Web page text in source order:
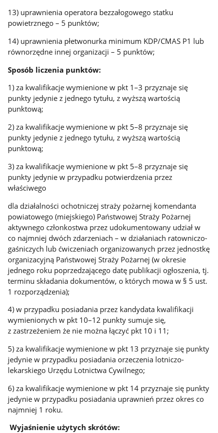
13) uprawnienia operatora bezzałogowego statku
powietrznego – 5 punktów;
14) uprawnienia płetwonurka minimum KDP/CMAS P1 lub
równorzędne innej organizacji – 5 punktów;
Sposób liczenia punktów:
1) za kwalifikacje wymienione w pkt 1–3 przyznaje się
punkty jedynie z jednego tytułu, z wyższą wartością
punktową;
2) za kwalifikacje wymienione w pkt 5–8 przyznaje się
punkty jedynie z jednego tytułu, z wyższą wartością
punktową;
3) za kwalifikacje wymienione w pkt 5–8 przyznaje się
punkty jedynie w przypadku potwierdzenia przez
właściwego
dla działalności ochotniczej straży pożarnej komendanta
powiatowego (miejskiego) Państwowej Straży Pożarnej
aktywnego członkostwa przez udokumentowany udział w
co najmniej dwóch zdarzeniach – w działaniach ratowniczo-
gaśniczych lub ćwiczeniach organizowanych przez jednostkę
organizacyjną Państwowej Straży Pożarnej (w okresie
jednego roku poprzedzającego datę publikacji ogłoszenia, tj.
terminu składania dokumentów, o których mowa w § 5 ust.
1 rozporządzenia);
4) w przypadku posiadania przez kandydata kwalifikacji
wymienionych w pkt 10–12 punkty sumuje się,
z zastrzeżeniem że nie można łączyć pkt 10 i 11;
5) za kwalifikacje wymienione w pkt 13 przyznaje się punkty
jedynie w przypadku posiadania orzeczenia lotniczo-
lekarskiego Urzędu Lotnictwa Cywilnego;
6) za kwalifikacje wymienione w pkt 14 przyznaje się punkty
jedynie w przypadku posiadania uprawnień przez okres co
najmniej 1 roku.
Wyjaśnienie użytych skrótów: